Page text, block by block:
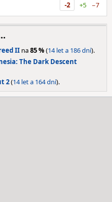
-2
+5 −7
II na85 %(14 let a 186 dní).
The Dark Descent
2(14 let a 164 dní).